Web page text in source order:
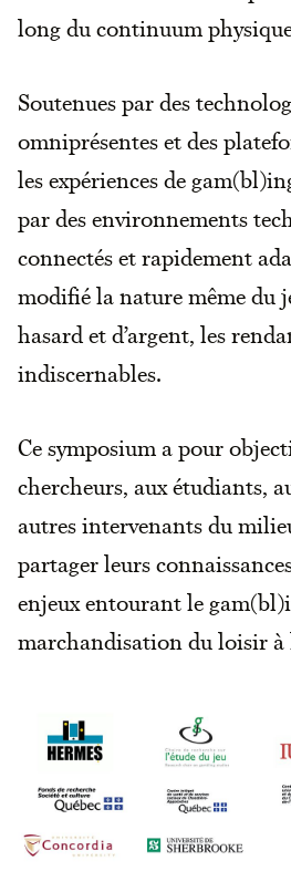
long du continuum
Soutenues par des
omniprésentes et des
les expériences de
par des environnements
connectés et rapidement
modifié la nature même du
hasard et d’argent, les
indiscernables.
Ce symposium a pour
chercheurs, aux étudiants,
autres intervenants du
partager leurs
enjeux entourant le
marchandisation du loisir à